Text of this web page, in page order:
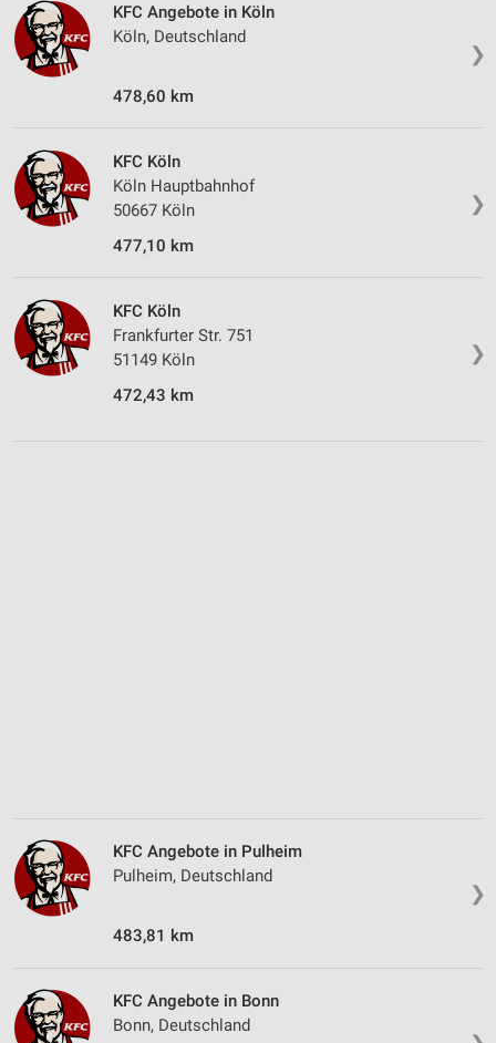
❯
KFC Angebote in Köln
Köln, Deutschland
478,60 km
❯
KFC Köln
Köln Hauptbahnhof
50667 Köln
477,10 km
❯
KFC Köln
Frankfurter Str. 751
51149 Köln
472,43 km
❯
KFC Angebote in Pulheim
Pulheim, Deutschland
483,81 km
KFC Angebote in Bonn
Bonn, Deutschland